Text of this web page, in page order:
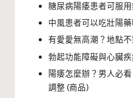
糖尿病陽痿患者可服
中風患者可以吃壯陽
有愛愛無高潮？地點
勃起功能障礙與心臟
陽痿怎麼辦？男人必
調整 (商品)